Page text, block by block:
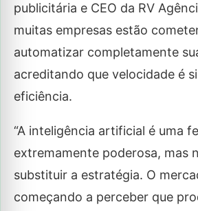
publicitária e CEO da RV
muitas empresas estão
automatizar completamente
acreditando que velocidade é
eficiência.
“A inteligência artificial é uma
extremamente poderosa, mas
substituir a estratégia. O
começando a perceber que